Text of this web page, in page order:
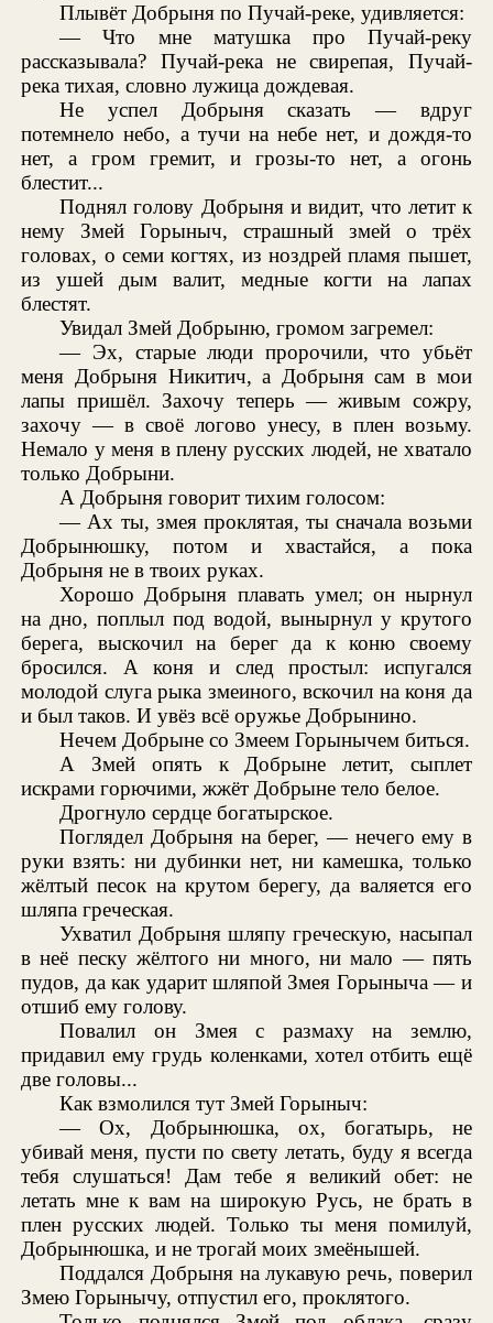
Плывёт Добрыня по Пучай-реке, удивляется:
— Что мне матушка про Пучай-реку
рассказывала? Пучай-река не свирепая, Пучай-
река тихая, словно лужица дождевая.
Не успел Добрыня сказать — вдруг
потемнело небо, а тучи на небе нет, и дождя-то
нет, а гром гремит, и грозы-то нет, а огонь
блестит...
Поднял голову Добрыня и видит, что летит к
нему Змей Горыныч, страшный змей о трёх
головах, о семи когтях, из ноздрей пламя пышет,
из ушей дым валит, медные когти на лапах
блестят.
Увидал Змей Добрыню, громом загремел:
— Эх, старые люди пророчили, что убьёт
меня Добрыня Никитич, а Добрыня сам в мои
лапы пришёл. Захочу теперь — живым сожру,
захочу — в своё логово унесу, в плен возьму.
Немало у меня в плену русских людей, не хватало
только Добрыни.
А Добрыня говорит тихим голосом:
— Ах ты, змея проклятая, ты сначала возьми
Добрынюшку, потом и хвастайся, а пока
Добрыня не в твоих руках.
Хорошо Добрыня плавать умел; он нырнул
на дно, поплыл под водой, вынырнул у крутого
берега, выскочил на берег да к коню своему
бросился. А коня и след простыл: испугался
молодой слуга рыка змеиного, вскочил на коня да
и был таков. И увёз всё оружье Добрынино.
Нечем Добрыне со Змеем Горынычем биться.
А Змей опять к Добрыне летит, сыплет
искрами горючими, жжёт Добрыне тело белое.
Дрогнуло сердце богатырское.
Поглядел Добрыня на берег, — нечего ему в
руки взять: ни дубинки нет, ни камешка, только
жёлтый песок на крутом берегу, да валяется его
шляпа греческая.
Ухватил Добрыня шляпу греческую, насыпал
в неё песку жёлтого ни много, ни мало — пять
пудов, да как ударит шляпой Змея Горыныча — и
отшиб ему голову.
Повалил он Змея с размаху на землю,
придавил ему грудь коленками, хотел отбить ещё
две головы...
Как взмолился тут Змей Горыныч:
— Ох, Добрынюшка, ох, богатырь, не
убивай меня, пусти по свету летать, буду я всегда
тебя слушаться! Дам тебе я великий обет: не
летать мне к вам на широкую Русь, не брать в
плен русских людей. Только ты меня помилуй,
Добрынюшка, и не трогай моих змеёнышей.
Поддался Добрыня на лукавую речь, поверил
Змею Горынычу, отпустил его, проклятого.